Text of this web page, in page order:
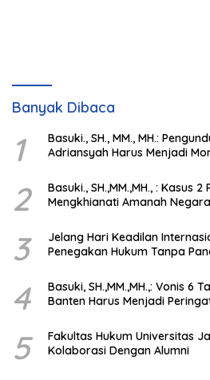
Banyak Dibaca
1
Basuki., SH., MM., MH.:
Adriansyah Harus Menjadi
2
Basuki., SH.,MM.,MH., : Kasus
Mengkhianati Amanah
3
Jelang Hari Keadilan
Penegakan Hukum Tanpa
4
Basuki, SH.,MM.,MH.,: Vonis 6
Banten Harus Menjadi
5
Fakultas Hukum Universitas
Kolaborasi Dengan Alumni